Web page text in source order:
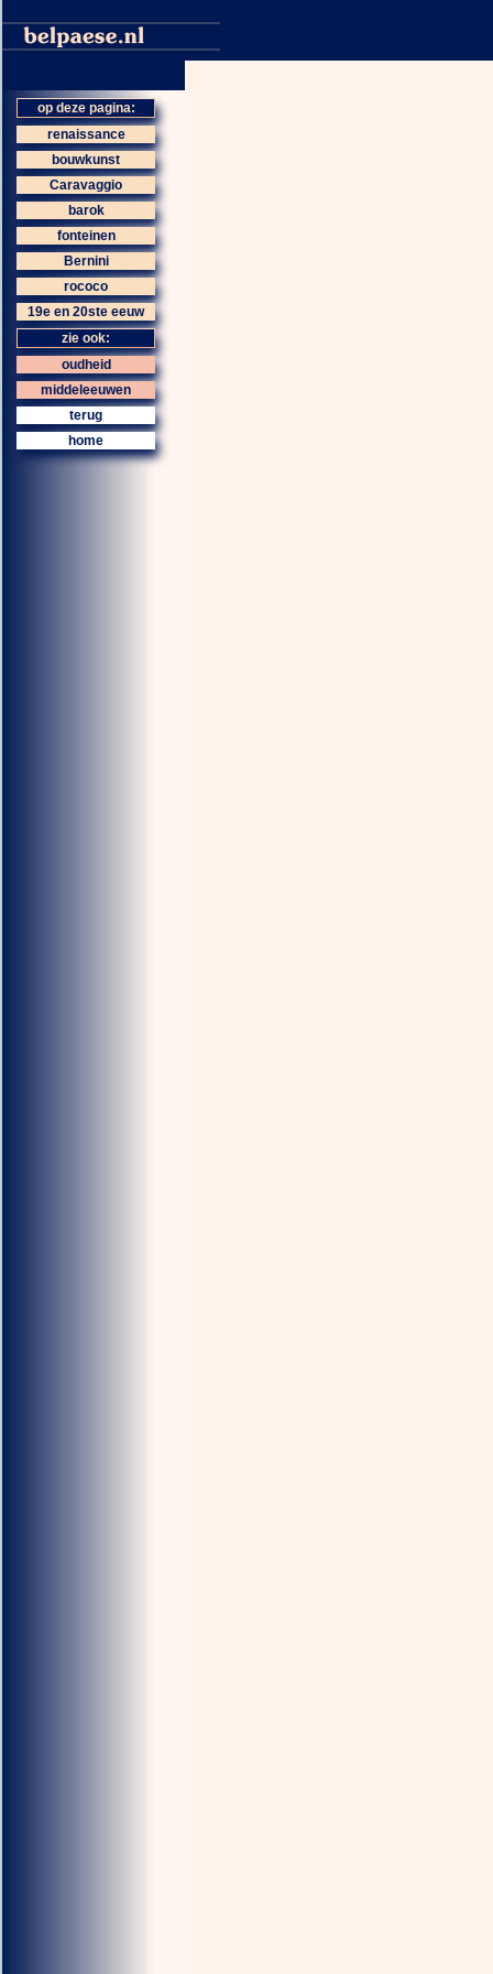
op deze pagina:
renaissance
bouwkunst
Caravaggio
barok
fonteinen
Bernini
rococo
19e en 20ste eeuw
zie ook:
oudheid
middeleeuwen
terug
home